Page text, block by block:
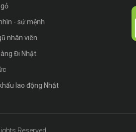
- sứ mệnh
nhân viên
Đi Nhật
lao động Nhật